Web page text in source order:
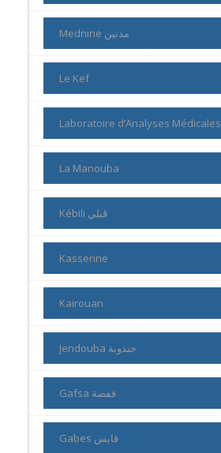
Mednine مدنين
Le Kef
Laboratoire d’Analyses Médicales
La Manouba
Kébili ڨبلي
Kasserine
Kairouan
Jendouba جندوبة
Gafsa قفصة
Gabes قابس